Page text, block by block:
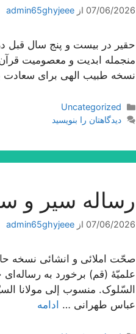
07/06/2026 از admin65ghyjeee
منجمله ابدیت و معصومیت قرآن
نسخه طبیب الهى براى
دسته‌ها
Uncategorized
دیدگاهتان را بنویسید
رساله سیر و
07/06/2026 از admin65ghyjeee
صحّت املائی و انشائی نسخه
علمیّۀ (قم) برخورد به
السّلوک. منسوب إلى مولانا
عباس طهرانى … ادامه